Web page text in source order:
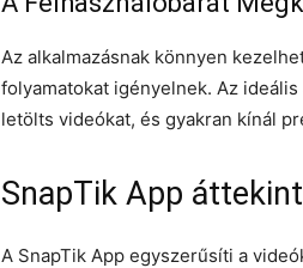
Az alkalmazásnak könnyen
folyamatokat igényelnek. Az
letölts videókat, és gyakran kínál
SnapTik App
A SnapTik App egyszerűsíti a